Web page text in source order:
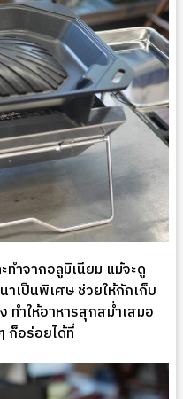
ทำจากอลูมิเนียม แม้จะดู
เป็นพิเศษ ช่วยให้กักเก็บ
ทำให้อาหารสุกสม่ำเสมอ
ก็อร่อยได้ที่